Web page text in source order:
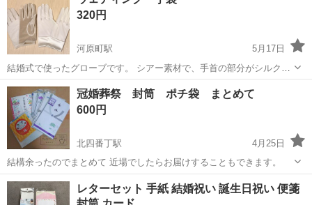
320円
河原町駅
5月17日
結婚式で使ったグローブです。 シアー素材で、手首の部分がシルクに
なっているものとなっていないものの2点セットです。 私はシルクに
なっていないものを披露宴で使用しました！ もう一方は試着のみで
す。 他にも結婚式用品たくさん...
宮城 仙台市 河原町駅 冠婚葬祭 ウェディング
冠婚葬祭 封筒 ポチ袋 まとめて
600円
北四番丁駅
4月25日
結構余ったのでまとめて 近場でしたらお届けすることもできます。
宮城 仙台市 北四番丁駅 冠婚葬祭 ポチ袋
レターセット 手紙 結婚祝い 誕生日祝い 便箋